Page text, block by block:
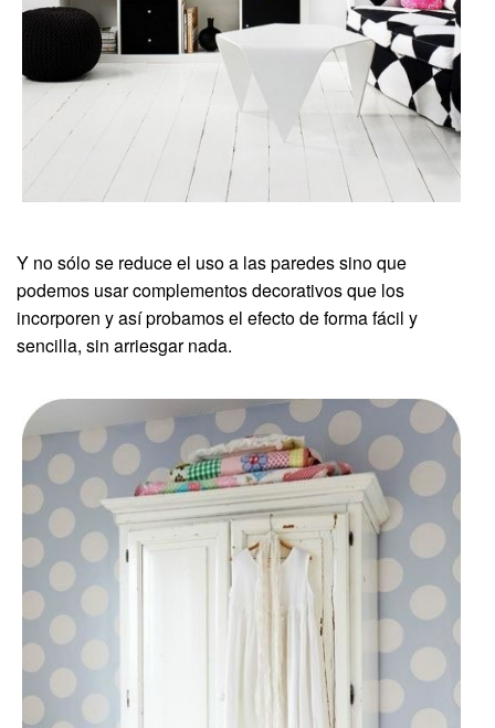
Y no sólo se reduce el uso a las paredes sino que
podemos usar complementos decorativos que los
incorporen y así probamos el efecto de forma fácil y
sencilla, sin arriesgar nada.